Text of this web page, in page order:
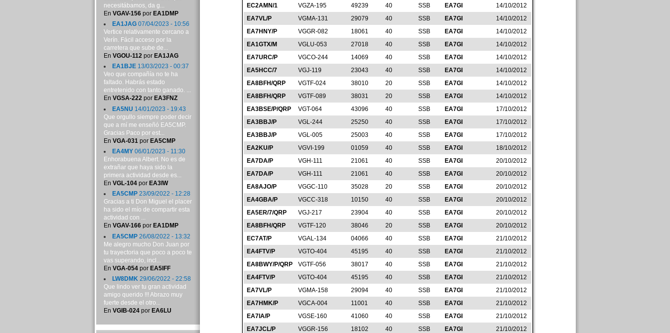
EC2AMN/1
VGZA-195 49239 40 SSB EA7GI
14/10/2012
EA7VL/P
VGMA-131 29079 40 SSB EA7GI
14/10/2012
EA7HNY/P
VGGR-082 18061 40 SSB EA7GI
14/10/2012
EA1GTX/M
VGLU-053 27018 40 SSB EA7GI
14/10/2012
EA7URC/P
VGCO-244 14069 40 SSB EA7GI
14/10/2012
EA5HCC/7
VGJ-119 23043 40 SSB EA7GI
14/10/2012
EA8BFH/QRP
VGTF-024 38010 20 SSB EA7GI
14/10/2012
EA8BFH/QRP
VGTF-089 38031 20 SSB EA7GI
14/10/2012
EA3BSE/P/QRP
VGT-064 43096 40 SSB EA7GI
17/10/2012
EA3BBJ/P
VGL-244 25250 40 SSB EA7GI
17/10/2012
EA3BBJ/P
VGL-005 25003 40 SSB EA7GI
17/10/2012
EA2KU/P
VGVI-199 01059 40 SSB EA7GI
18/10/2012
EA7DA/P
VGH-111 21061 40 SSB EA7GI
20/10/2012
EA7DA/P
VGH-111 21061 40 SSB EA7GI
20/10/2012
EA8AJO/P
VGGC-110 35028 20 SSB EA7GI
20/10/2012
EA4GBA/P
VGCC-318 10150 40 SSB EA7GI
20/10/2012
EA5ER/7/QRP
VGJ-217 23904 40 SSB EA7GI
20/10/2012
EA8BFH/QRP
VGTF-120 38046 20 SSB EA7GI
20/10/2012
EC7AT/P
VGAL-134 04066 40 SSB EA7GI
21/10/2012
EA4FTV/P
VGTO-404 45195 40 SSB EA7GI
21/10/2012
EA8BWY/P/QRP
VGTF-056 38017 40 SSB EA7GI
21/10/2012
EA4FTV/P
VGTO-404 45195 40 SSB EA7GI
21/10/2012
EA7VL/P
VGMA-158 29094 40 SSB EA7GI
21/10/2012
EA7HMK/P
VGCA-004 11001 40 SSB EA7GI
21/10/2012
EA7IA/P
VGSE-160 41060 40 SSB EA7GI
21/10/2012
EA7JCL/P
VGGR-156 18102 40 SSB EA7GI
21/10/2012
necesitábamos, da g...
En VGAV-156por EA1DMP
EA1JAG07/04/2023 - 10:56
Vertice relativamente cercano a
Verín. Fácil acceso por la
carretera que sube de...
En VGOU-112por EA1JAG
EA1BJE13/03/2023 - 00:37
Veo que compañía no te ha
faltado. Habrás estado
entretenido con tanto ganado. ...
En VGSA-222por EA3FNZ
EA5NU 14/01/2023 - 19:43
Que orgullo siempre poder decir
que a mí me enseñó EA5CMP.
Gracias Paco por est...
En VGA-031 por EA5CMP
EA4MY06/01/2023 - 11:30
Enhorabuena Albert. No es de
extrañar que haya sido la
primera actividad desde es...
En VGL-104por EA3IW
EA5CMP23/09/2022 - 12:28
Gracias a ti Don Miguel el placer
ha sido el mío de compartir esta
actividad con ...
En VGAV-166por EA1DMP
EA5CMP26/08/2022 - 13:32
Me alegro mucho Don Juan por
tu trayectoria que poco a poco te
vas superando, incl...
En VGA-054por EA5IFF
LW8DMK29/06/2022 - 22:58
Que lindo ver tu gran actividad
amigo querido !!! Abrazo muy
fuerte desde el otro...
En VGIB-024por EA6LU